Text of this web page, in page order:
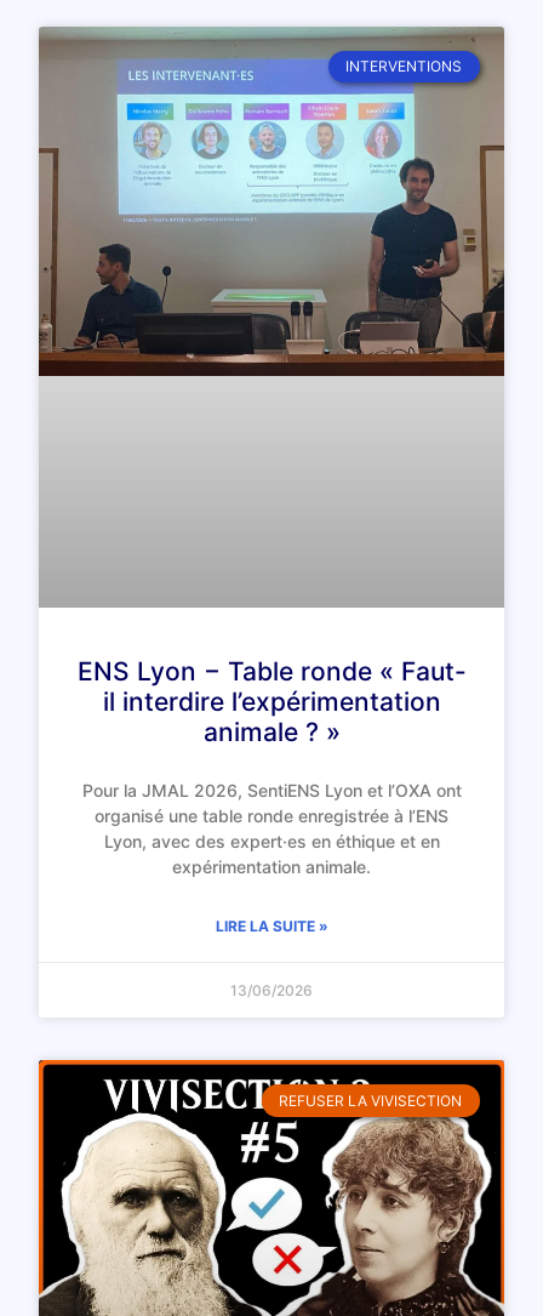
INTERVENTIONS
ENS Lyon − Table ronde « Faut-
il interdire l’expérimentation
animale ? »
Pour la JMAL 2026, SentiENS Lyon et l’OXA ont
organisé une table ronde enregistrée à l’ENS
Lyon, avec des expert·es en éthique et en
expérimentation animale.
LIRE LA SUITE »
13/06/2026
REFUSER LA VIVISECTION